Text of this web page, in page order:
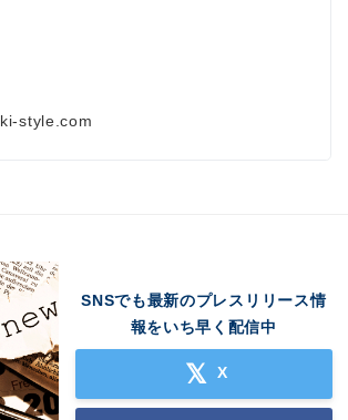
style.com
SNSでも最新のプレスリリース情
報をいち早く配信中
X